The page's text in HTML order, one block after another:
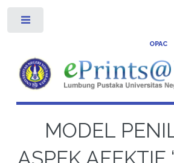
OPAC
MODEL
ASPEK AFEKTIF